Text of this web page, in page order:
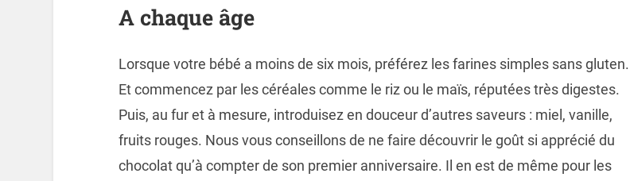
A chaque âge
Lorsque votre bébé a moins de six mois, préférez les farines simples sans gluten.
Et commencez par les céréales comme le riz ou le maïs, réputées très digestes.
Puis, au fur et à mesure, introduisez en douceur d’autres saveurs : miel, vanille,
fruits rouges. Nous vous conseillons de ne faire découvrir le goût si apprécié du
chocolat qu’à compter de son premier anniversaire. Il en est de même pour les